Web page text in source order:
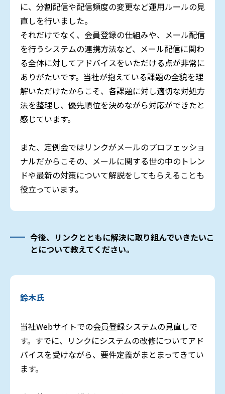
に、分割配信や配信頻度の変更など運用ルールの見
直しを行いました。
それだけでなく、会員登録の仕組みや、メール配信
を行うシステムの連携方法など、メール配信に関わ
る全体に対してアドバイスをいただける点が非常に
ありがたいです。当社が抱えている課題の全貌を理
解いただけたからこそ、各課題に対し適切な対処方
法を整理し、優先順位を決めながら対応ができたと
感じています。
また、定例会ではリンクがメールのプロフェッショ
ナルだからこその、メールに関する世の中のトレン
ドや最新の対策について解説をしてもらえることも
役立っています。
今後、リンクとともに解決に取り組んでいきたいこ
とについて教えてください。
鈴木氏
当社Webサイトでの会員登録システムの見直しで
す。すでに、リンクにシステムの改修についてアド
バイスを受けながら、要件定義がまとまってきてい
ます。